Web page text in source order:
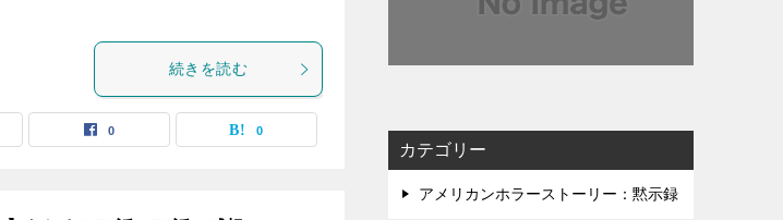
続きを読む
0 0
カテゴリー
アメリカンホラーストーリー：黙示録